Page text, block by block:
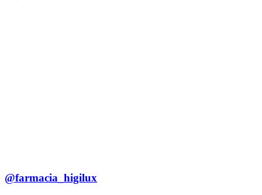
@farmacia_higilux